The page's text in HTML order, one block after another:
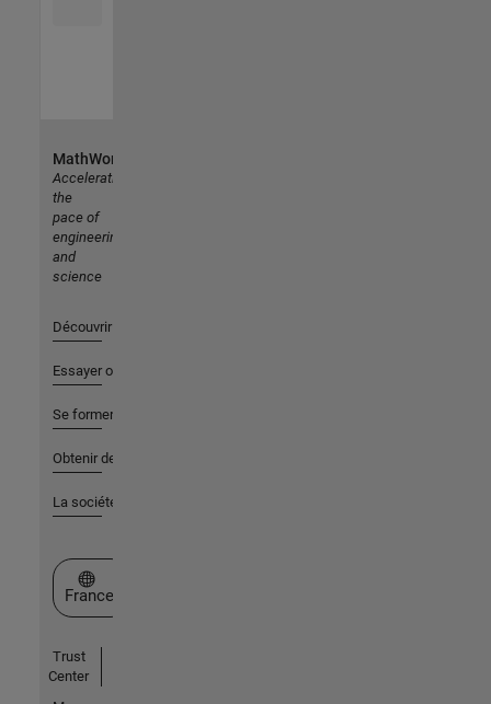
MathWorks
Accelerating
the
pace of
engineering
and
science
Découvrir les produits
Essayer ou acheter
Se former
Obtenir de l'aide
La société
Sélectionner un site web
France
Trust
Center